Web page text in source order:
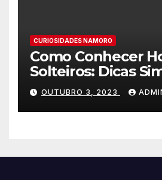
CURIOSIDADES NAMORO
Como Conhecer
Solteiros: Dicas
Encontrar o Amor
Vida
OUTUBRO 3, 2023